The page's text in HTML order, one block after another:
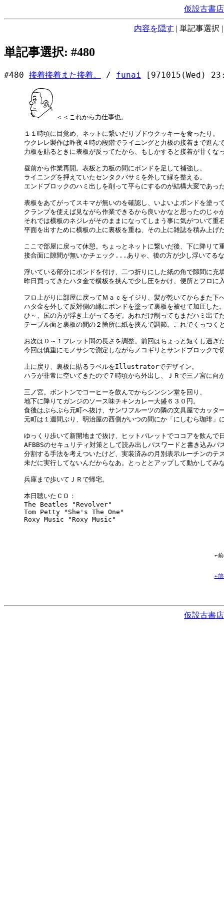
仮設古書店
内容を隠す | 単記事選択
単記事選択: #480
#480 接着接着また接着。 / funai [971015(Wed)
＜＜これから力仕事也。
１１時頃に目覚め、ネットに繋いだりブドウクッキーを食ったり。
ウクレレ製作は昨夜４時の段階でライニングと力板の接着まで進ん
力板を貼るときに表板が反ってたから、もしかすると接着が甘く
昼前から作業再開。表板と力板の間にボンドを足して補強し、
ライニングを押えていたセンタクバサミを外して縁を整える。
エンドブロックのハミ出しを削って平らにするのが結構大変であっ
表板をあてがってスキマが無いのを確認し、いよいよボンドを塗っ
クランプを使えば見ながら作業できるから良いかなと思ったのじゃ
それでは横板のネジレがそのままになってしまう事に気がついて重
平面を出すために横板の上に裏板を重ね、その上に雑誌を積み上げ
ここで部屋に戻って休憩。ちょっとネットに繋いだ後、下に降りて
接合面に隙間が無いかチェック...ありゃ、後の方が少し浮いてる
浮いている部分にボンドを付け、二つ折りにした紙の角で隙間に充
昨日買ってきたハタ金で横板を挟んで少し圧をかけ、便所とフロに
フロ上がりに部屋に戻ってＭａｃをイジり、髪が乾いてからまた下
ハタ金を外して反対側の縁にボンドを塗って裏板を被せて加圧した
ひ～、尻の方が浮き上がってるぞ。あれだけ削ってもまだハミ出て
テーブル面と裏板の間の２箇所に紙を挟んで調節。これでくっつく
お次は０～１フレット間の長さを調整。前回はちょっと短くし過ぎ
今回は慎重にモノサシで測定しながらノコギリとサンドブロックで
上に戻り、裏板に貼るラベルをIllustratorでデザイン。
ハラが非常に空いてきたので７時頃から外出し、ＪＲで三ノ宮に向
三ノ宮。ボントンでコーヒーを飲んでからシンシン堂を回り、
地下に降りてガンジのソース味チキンカレー大盛６３０円。
食後はぶらぶら元町へ抜け、サンワフルーツの隣の文具屋でカッタ
元町は１週間ぶり、明治屋の西側がいつの間にか「にしむら珈琲」
ゆっくり歩いて新開地まで抜け、ヒットパレットでココアを飲んで
AFBBSのセキュリティ対策として読み出しパスワードと書き込みパ
分割する手法を考えついたけど、実装済みの月別表示ルーチンのテ
未だに実行してないんだからなあ。とっととアップして動かしてみ
兵庫まで歩いてＪＲで帰宅。
本日聴いたＣＤ：
The Beatles "Revolver"
Tom Petty "She's The One"
Roxy Music "Roxy Music"
←
←
仮設古書店